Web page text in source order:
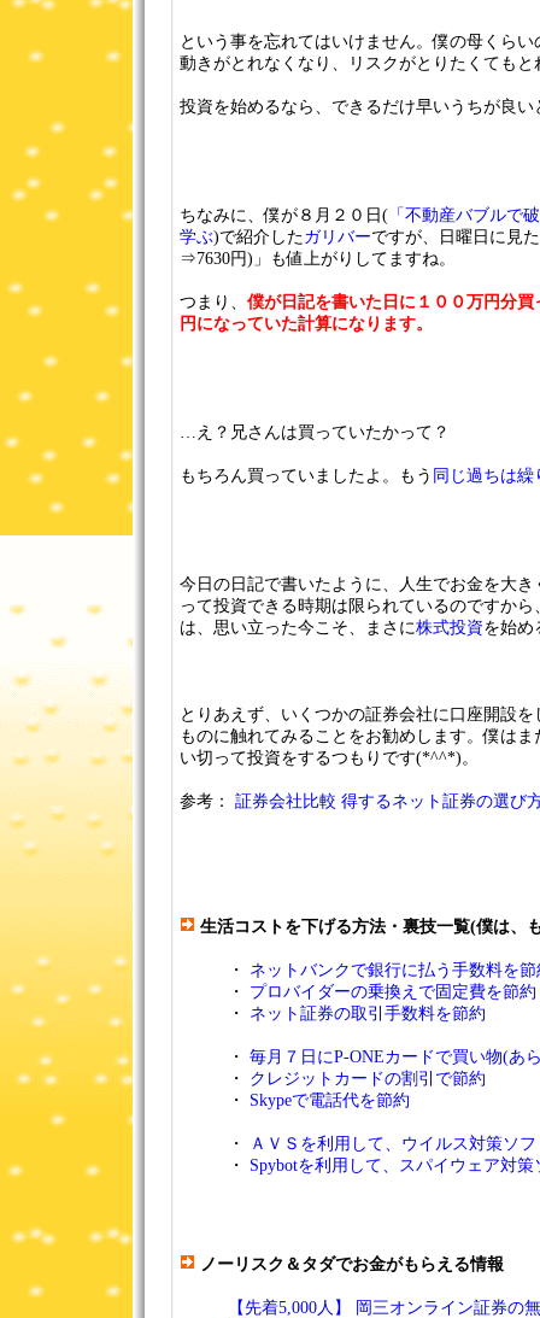
という事を忘れてはいけません。僕の母くら
動きがとれなくなり、リスクがとりたくてもと
投資を始めるなら、できるだけ早いうちが良い
ちなみに、僕が８月２０日(「不動産バブルで
学ぶ)で紹介したガリバーですが、日曜日に見
⇒7630円)」も値上がりしてますね。
つまり、 僕が日記を書いた日に１００万円分
円になっていた計算になります。
…え？兄さんは買っていたかって？
もちろん買っていましたよ。もう 同じ過ちは
今日の日記で書いたように、人生でお金を大
って投資できる時期は限られているのですか
は、思い立った今こそ、まさに株式投資を始め
とりあえず、いくつかの証券会社に口座開設
ものに触れてみることをお勧めします。僕は
い切って投資をするつもりです(*^^*)。
参考： 証券会社比較 得するネット証券の選び
生活コストを下げる方法・裏技一覧(僕は、
・ ネットバンクで銀行に払う手数料を節
・ プロバイダーの乗換えで固定費を節約
・ ネット証券の取引手数料を節約
・ 毎月７日にP-ONEカードで買い物(あ
・ クレジットカードの割引で節約
・ Skypeで電話代を節約
・
ＡＶＳを利用して、ウイルス対策ソ
・ Spybotを利用して、スパイウェア対
ノーリスク＆タダでお金がもらえる情報
【先着5,000人】 岡三オンライン証券の